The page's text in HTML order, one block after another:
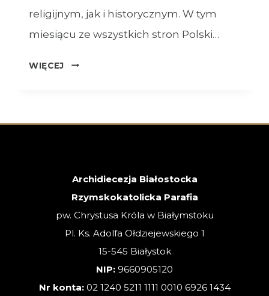
religijnym, jak i historycznym. W tym
miesiącu ze wszystkich stron Polski…
WIĘCEJ
OGŁOSZENIA
ZWYKŁA
Archidiecezja Białostocka
Rzymskokatolicka Parafia
pw. Chrystusa Króla w Białymstoku
Pl. Ks. Adolfa Ołdziejewskiego 1
15-545 Białystok
NIP: 9660905120
Nr konta: 02 1240 5211 1111 0010 6926 1434